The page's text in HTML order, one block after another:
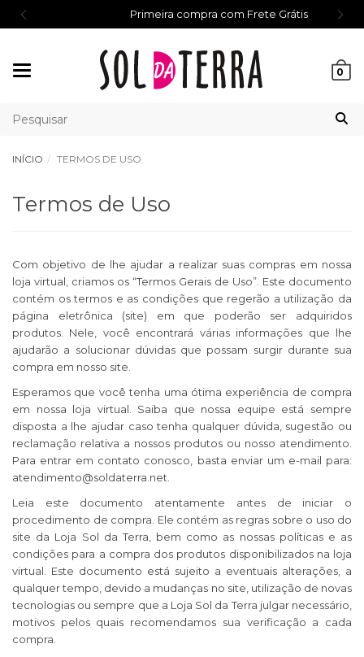
Primeira compra com Frete Grátis
0
INÍCIO TERMOS DE USO
Termos de Uso
Com objetivo de lhe ajudar a realizar suas compras em nossa
loja virtual, criamos os “Termos Gerais de Uso”. Este documento
contém os termos e as condições que regerão a utilização da
página eletrônica (site) em que poderão ser adquiridos
produtos. Nele, você encontrará várias informações que lhe
ajudarão a solucionar dúvidas que possam surgir durante sua
compra em nosso site.
Esperamos que você tenha uma ótima experiência de compra
em nossa loja virtual. Saiba que nossa equipe está sempre
disposta a lhe ajudar caso tenha qualquer dúvida, sugestão ou
reclamação relativa a nossos produtos ou nosso atendimento.
Para entrar em contato conosco, basta enviar um e-mail para:
atendimento@soldaterra.net
Leia este documento atentamente antes de iniciar o
procedimento de compra. Ele contém as regras sobre o uso do
site da Loja Sol da Terra, bem como as nossas políticas e as
condições para a compra dos produtos disponibilizados na loja
virtual. Este documento está sujeito a eventuais alterações, a
qualquer tempo, devido a mudanças no site, utilização de novas
tecnologias ou sempre que a Loja Sol da Terra julgar necessário,
motivos pelos quais recomendamos sua verificação a cada
compra.